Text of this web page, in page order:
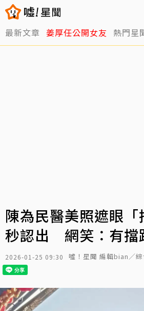
最新文章 姜厚任公開女友 熱門星
陳為民醫美照遮眼「
秒認出 網笑：有擋
2026-01-25 09:30 噓！星聞 編輯bian／